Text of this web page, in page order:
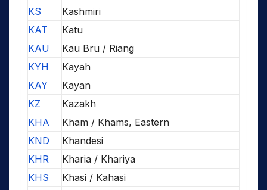
KS
Kashmiri
KAT
Katu
KAU
Kau Bru / Riang
KYH
Kayah
KAY
Kayan
KZ
Kazakh
KHA
Kham / Khams, Eastern
KND
Khandesi
KHR
Kharia / Khariya
KHS
Khasi / Kahasi